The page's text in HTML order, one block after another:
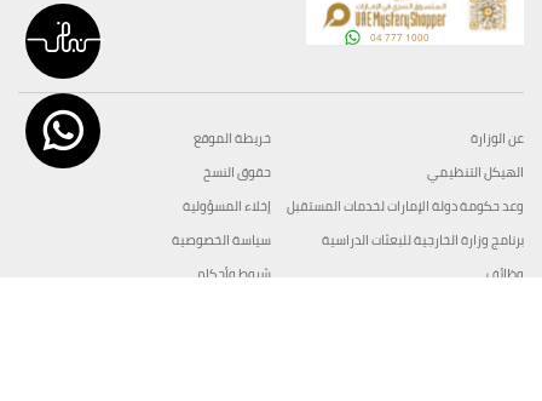
عن الوزارة
الهيكل التنظيمي
وعد حكومة دولة الإمارات لخدمات المستقبل
برنامج وزارة الخارجية للبعثات الدراسية
وظائف
خريطة الموقع
حقوق النسخ
إخلاء المسؤولية
سياسة الخصوصية
شروط وأحكام